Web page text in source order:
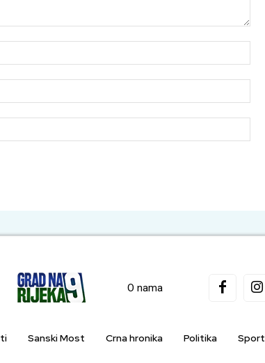
O nama
Sanski Most Crna hronika Politika Sport